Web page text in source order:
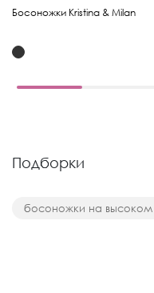
Босоножки Kristina & Milan
Подборки
босоножки на высоком